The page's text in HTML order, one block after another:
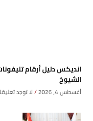
انديكس دليل أرقام
الشيوخ
أغسطس 4, 2026 لا توجد